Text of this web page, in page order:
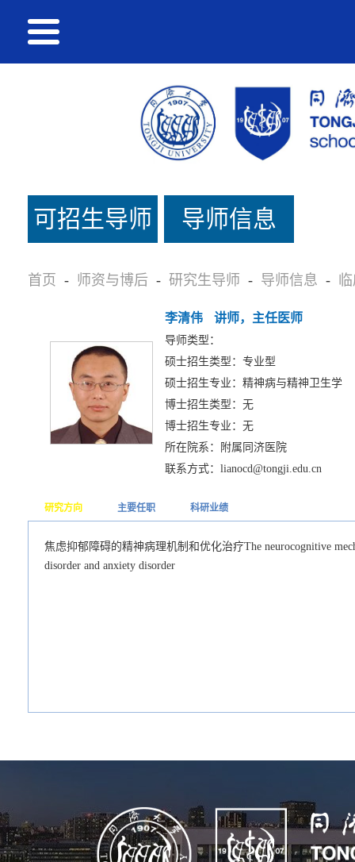
可招生导师
名单
导师信息
首页 - 师资与博后 - 研究生导师 - 导师信息 -
李清伟 讲师，主任医师
导师类型：
硕士招生类型：专业型
硕士招生专业：精神病与精神卫生学
博士招生类型：无
博士招生专业：无
所在院系：附属同济医院
联系方式：lianocd@tongji.edu.cn
研究方向 主要任职 科研业绩
焦虑抑郁障碍的精神病理机制和优化治疗The neurocognitive
disorder and anxiety disorder